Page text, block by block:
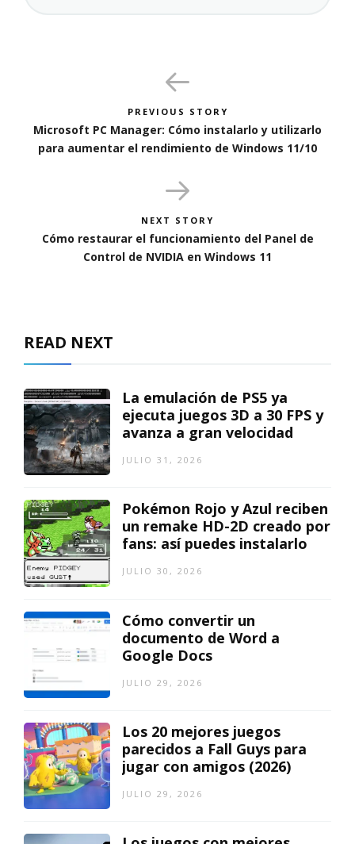
PREVIOUS STORY
Microsoft PC Manager: Cómo instalarlo y utilizarlo
para aumentar el rendimiento de Windows 11/10
NEXT STORY
Cómo restaurar el funcionamiento del Panel de
Control de NVIDIA en Windows 11
READ NEXT
La emulación de PS5 ya
ejecuta juegos 3D a 30 FPS y
avanza a gran velocidad
JULIO 31, 2026
Pokémon Rojo y Azul reciben
un remake HD-2D creado por
fans: así puedes instalarlo
JULIO 30, 2026
Cómo convertir un
documento de Word a
Google Docs
JULIO 29, 2026
Los 20 mejores juegos
parecidos a Fall Guys para
jugar con amigos (2026)
JULIO 29, 2026